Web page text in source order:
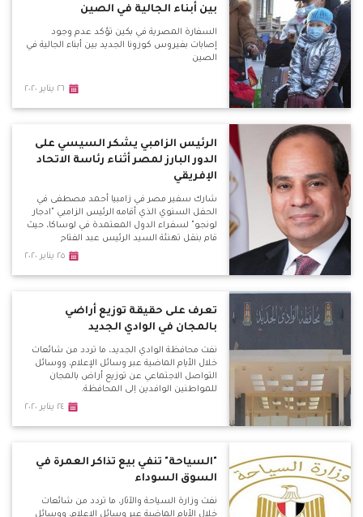
بين أبناء الجالية في الصين
السفارة المصرية في بكين تؤكد عدم وجود
إصابات بفيروس كورونا الجديد بين أبناء الجالية في
الصين
٢٦ يناير ٢٠٢٠
الرئيس الزامبي يشكر السيسي على
الدور البارز لمصر أثناء رئاسة الاتحاد
الإفريقي
شارك سفير مصر في زامبيا أحمد مصطفى في
الحفل السنوي الذي أقامه الرئيس الزامبي "ادجار
لونجو" لسفراء الدول المعتمدة في لوساكا، حيث
قام بنقل تهنئة السيد الرئيس عبد الفتاح
السيسي لرئيس زامبيا بمناسبة العام الجديد.
٢٥ يناير ٢٠٢٠
تعرف على حقيقة توزيع أراضي
بالمجان في الوادي الجديد
نفت محافظة الوادي الجديد، ما تردد من شائعات
خلال الأيام الماضية عبر وسائل الإعلام، ووسائل
التواصل الاجتماعي عن توزيع أراض بالمجان
للمواطنين الوافدين إلى المحافظة.
٢٤ يناير ٢٠٢٠
"السياحة" تنفي بيع تذاكر العمرة في
السوق السوداء
نفت وزارة السياحة والآثار، ما تردد من شائعات
خلال الأيام الماضية عبر وسائل الإعلام، ووسائل